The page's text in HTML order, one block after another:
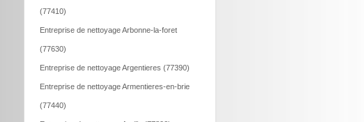
(77410)
Entreprise de nettoyage Arbonne-la-foret
(77630)
Entreprise de nettoyage Argentieres (77390)
Entreprise de nettoyage Armentieres-en-brie
(77440)